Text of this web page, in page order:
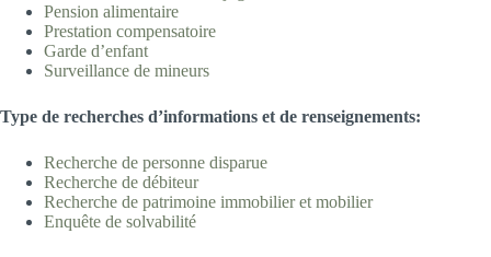
Pension alimentaire
Prestation compensatoire
Garde d’enfant
Surveillance de mineurs
Type de recherches d’informations et de renseignements:
Recherche de personne disparue
Recherche de débiteur
Recherche de patrimoine immobilier et mobilier
Enquête de solvabilité